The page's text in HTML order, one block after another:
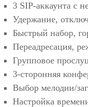
3 SIP-аккаунта с
Удержание,
Быстрый набор,
Переадресация,
Групповое
3-сторонняя
Выбор мелодии/
Настройка